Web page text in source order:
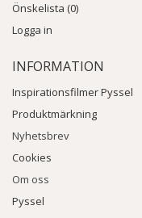
Önskelista (0)
Logga in
INFORMATION
Inspirationsfilmer Pyssel
Produktmärkning
Nyhetsbrev
Cookies
Om oss
Pyssel